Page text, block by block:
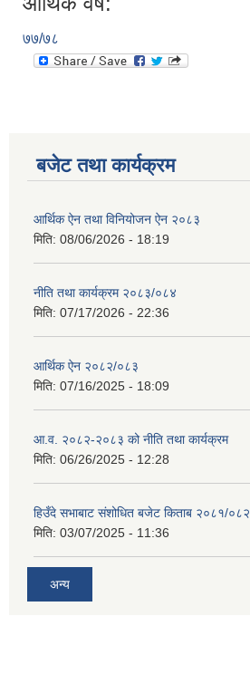
७७/७८
बजेट तथा कार्यक्रम
आर्थिक ऐन तथा विनियोजन ऐन २०८३
मिति: 08/06/2026 - 18:19
नीति तथा कार्यक्रम २०८३/०८४
मिति: 07/17/2026 - 22:36
आर्थिक ऐन २०८२/०८३
मिति: 07/16/2025 - 18:09
आ.व. २०८२-२०८३ को नीति तथा कार्यक्रम
मिति: 06/26/2025 - 12:28
हिउँदे सभाबाट संशोधित बजेट किताब २०८१/०८२
मिति: 03/07/2025 - 11:36
अन्य